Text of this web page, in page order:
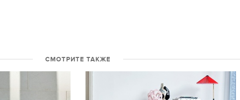
СМОТРИТЕ ТАКЖЕ